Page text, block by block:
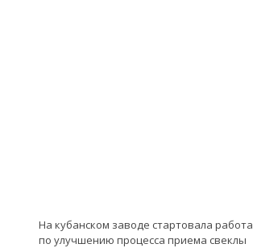
На кубанском заводе стартовала работа
по улучшению процесса приема свеклы